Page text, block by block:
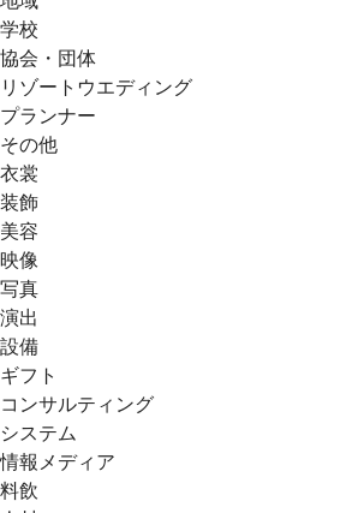
学校
協会・団体
リゾートウエディング
プランナー
その他
衣裳
装飾
美容
映像
写真
演出
設備
ギフト
コンサルティング
システム
情報メディア
料飲